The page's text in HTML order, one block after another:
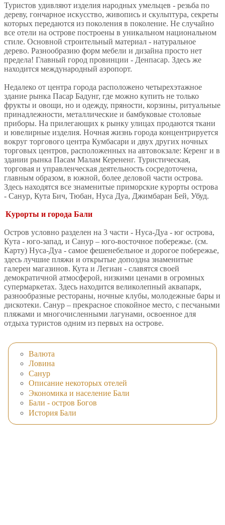
Туристов удивляют изделия народных умельцев - резьба по
дереву, гончарное искусство, живопись и скульптура, секреты
которых передаются из поколения в поколение. Не случайно
все отели на острове построены в уникальном национальном
стиле. Основной строительный материал - натуральное
дерево. Разнообразию форм мебели и дизайна просто нет
предела! Главный город провинции - Денпасар. Здесь же
находится международный аэропорт.
Недалеко от центра города расположено четырехэтажное
здание рынка Пасар Бадунг, где можно купить не только
фрукты и овощи, но и одежду, пряности, корзины, ритуальные
принадлежности, металлические и бамбуковые столовые
приборы. На прилегающих к рынку улицах продаются ткани
и ювелирные изделия. Ночная жизнь города концентрируется
вокруг торгового центра Кумбасари и двух других ночных
торговых центров, расположенных на автовокзале: Керенг и в
здании рынка Пасам Малам Керененг. Туристическая,
торговая и управленческая деятельность сосредоточена,
главным образом, в южной, более деловой части острова.
Здесь находятся все знаменитые приморские курорты острова
- Санур, Кута Бич, Тюбан, Нуса Дуа, Джимбаран Бей, Убуд.
Курорты и города Бали
Остров условно разделен на 3 части - Нуса-Дуа - юг острова,
Кута - юго-запад, и Санур – юго-восточное побережье. (см.
Карту) Нуса-Дуа - самое фешенебельное и дорогое побережье,
здесь лучшие пляжи и открытые допоздна знаменитые
галереи магазинов. Кута и Легиан - славятся своей
демократичной атмосферой, низкими ценами в огромных
супермаркетах. Здесь находится великолепный аквапарк,
разнообразные рестораны, ночные клубы, молодежные бары и
дискотеки. Санур – прекрасное спокойное место, с песчаными
пляжами и многочисленными лагунами, освоенное для
отдыха туристов одним из первых на острове.
Валюта
Ловина
Санур
Описание некоторых отелей
Экономика и население Бали
Бали - остров Богов
История Бали